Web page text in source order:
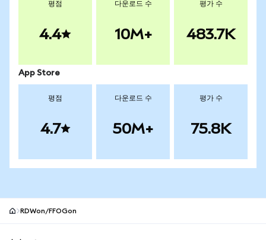
평점
4.4
다운로드 수
10M+
평가 수
483.7K
App Store
평점
4.7
다운로드 수
50M+
평가 수
75.8K
RDWon/FFOGon